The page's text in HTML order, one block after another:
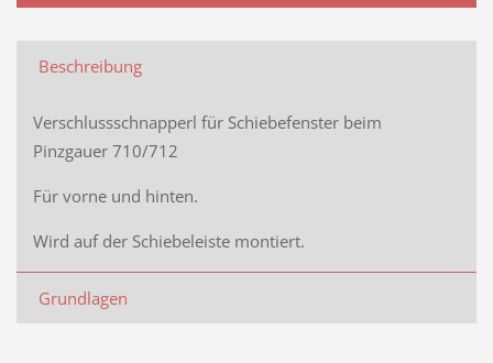
Beschreibung
Verschlussschnapperl für Schiebefenster beim
Pinzgauer 710/712
Für vorne und hinten.
Wird auf der Schiebeleiste montiert.
Grundlagen